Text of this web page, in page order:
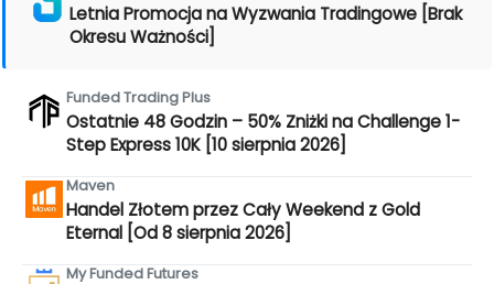
Letnia Promocja na Wyzwania Tradingowe [Brak
Okresu Ważności]
Funded Trading Plus
Ostatnie 48 Godzin – 50% Zniżki na Challenge 1-
Step Express 10K [10 sierpnia 2026]
Maven
Handel Złotem przez Cały Weekend z Gold
Eternal [Od 8 sierpnia 2026]
My Funded Futures